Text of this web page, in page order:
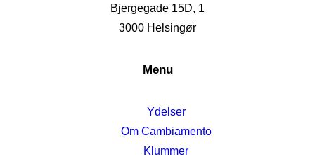
Bjergegade 15D, 1
3000 Helsingør
Menu
Ydelser
Om Cambiamento
Klummer